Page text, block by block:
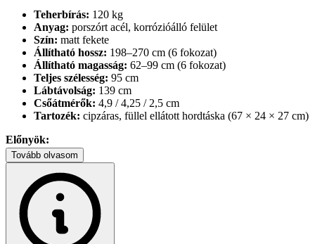
Teherbírás: 120 kg
Anyag: porszórt acél, korrózióálló felület
Szín: matt fekete
Állítható hossz: 198–270 cm (6 fokozat)
Állítható magasság: 62–99 cm (6 fokozat)
Teljes szélesség: 95 cm
Lábtávolság: 139 cm
Csőátmérők: 4,9 / 4,25 / 2,5 cm
Tartozék: cipzáras, füllel ellátott hordtáska (67 × 24 × 27 cm)
Előnyök:
Gyors, szerszámmentes összeszerelés néhány perc alatt
Csúszásgátló lábvég a biztonságos használatért
Időjárás- és UV-álló bevonat a hosszú élettartamért
Kompakt méretűre szétszerelhető, a mellékelt tokban
egyszerűen tárolható vagy szállítható
Ideális kertbe, erkélyre, kempinghez vagy nyaralóba
Tovább olvasom